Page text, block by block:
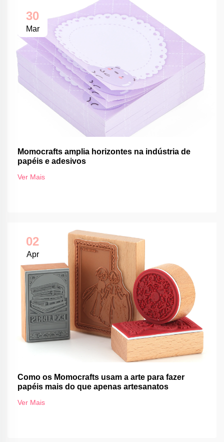
30
Mar
Momocrafts amplia horizontes na indústria de
papéis e adesivos
Ver Mais
02
Apr
Como os Momocrafts usam a arte para fazer
papéis mais do que apenas artesanatos
Ver Mais